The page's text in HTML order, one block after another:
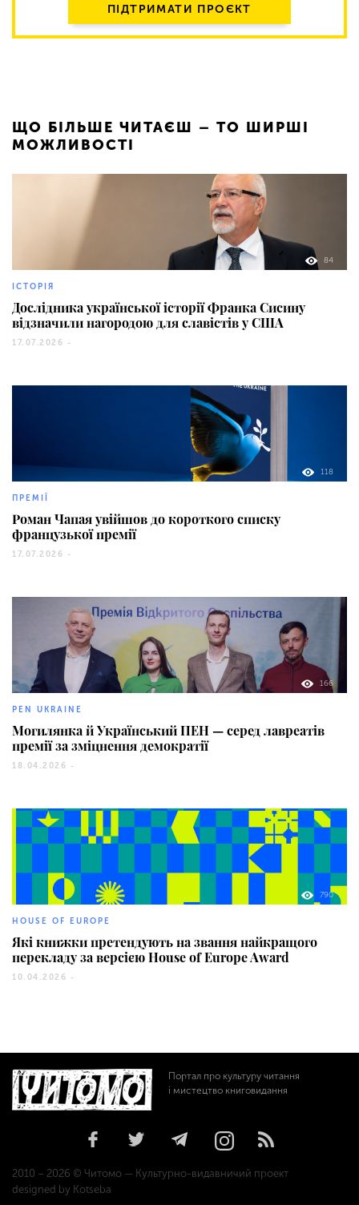
ПІДТРИМАТИ ПРОЄКТ
ЩО БІЛЬШЕ ЧИТАЄШ – ТО ШИРШІ
МОЖЛИВОСТІ
84
ІСТОРІЯ
Дослідника української історії Франка Сисину
відзначили нагородою для славістів у США
17.07.2026 -
118
ПРЕМІЇ
Роман Чапая увійшов до короткого списку
французької премії
17.07.2026 -
166
PEN UKRAINE
Могилянка й Український ПЕН — серед лавреатів
премії за зміцнення демократії
18.04.2026 -
790
HOUSE OF EUROPE
Які книжки претендують на звання найкращого
перекладу за версією House of Europe Award
10.04.2026 -
Портал про культуру читання
і мистецтво книговидання
2010 – 2026 © Читомо — Культурно-видавничий проект
designed by Kotseba